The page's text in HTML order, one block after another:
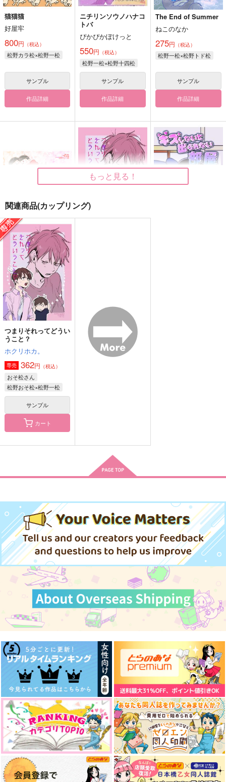
猫猫猫
好屋牢
800円 （税込）
松野カラ松×松野一松
サンプル
作品詳細
ニチリンソウノハナコ
トバ
ぴかぴかぽけっと
550円 （税込）
松野一松×松野十四松
サンプル
作品詳細
The End of Summer
ねこのなか
275円 （税込）
松野一松×松野トド松
サンプル
作品詳細
Too Over!
はちみつノイズ
787円 （税込）
松野一松×松野おそ松
サンプル
作品詳細
サンプル
作品詳細
629円（税込）
サンプル
作品詳細
787円（税込）
サンプル
作品詳細
キラキラの夏をキミに
ひっつきもっつき
472円（税込）
松野一松×松野カラ松
サンプル
作品詳細
ルールとルーティン
472円（税込）
松野カラ松×松野一松
サンプル
作品詳細
目が逢う瞬間にはもう
堕ちている
好屋牢
1,100円（税込）
松野カラ松×松野一松
サンプル
作品詳細
もっと見る！
関連商品(カップリング)
つまりそれってどうい
うこと？
ホクリホカ。
専売 362円 （税込）
おそ松さん
松野おそ松×松野一松
サンプル
カート